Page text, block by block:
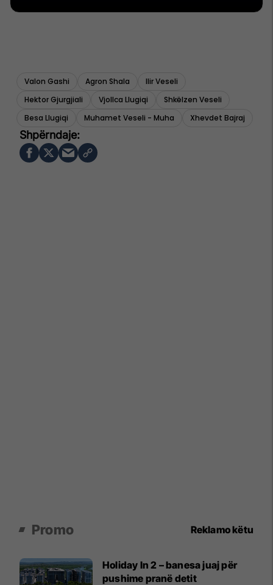
Valon Gashi Agron Shala
Ilir Veseli
Hektor Gjurgjiali
Vjollca Llugiqi
Shkëlzen Veseli
Besa Llugiqi
Muhamet Veseli - Muha Xhevdet Bajraj
Promo Reklamo këtu
Holiday In 2 – banesa juaj për
pushime pranë detit